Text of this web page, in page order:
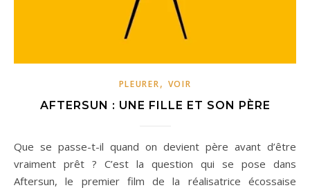
PLEURER, VOIR
AFTERSUN : UNE FILLE ET SON PÈRE
Que se passe-t-il quand on devient père avant d’être
vraiment prêt ? C’est la question qui se pose dans
Aftersun, le premier film de la réalisatrice écossaise